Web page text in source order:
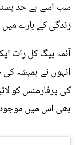
سب اسے بے حد پسند
زندگی کے بارے میں
آئمہ بیگ کل رات
انہوں نے ہمیشہ
کی پرفارمنس کو
بھی اس میں